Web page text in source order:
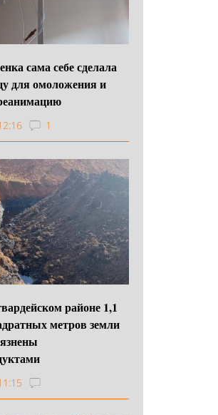
сама себе сделала
для омоложения и
1
районе 1,1
метров земли